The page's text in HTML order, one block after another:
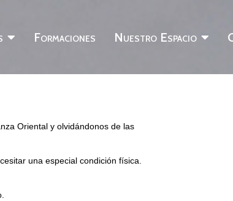
Formaciones Nuestro Espacio
Oriental y olvidándonos de las
una especial condición física.